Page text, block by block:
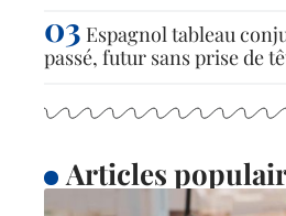
Espagnol tableau
passé, futur sans prise de
Articles